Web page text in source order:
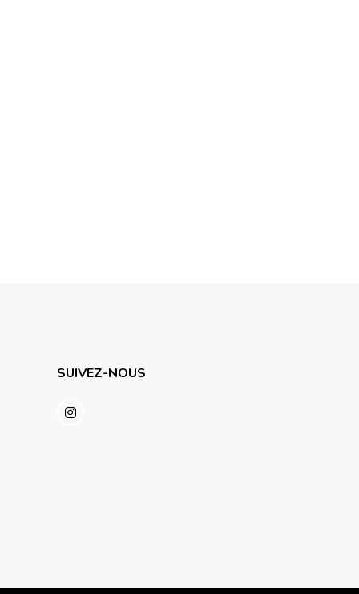
SUIVEZ-NOUS